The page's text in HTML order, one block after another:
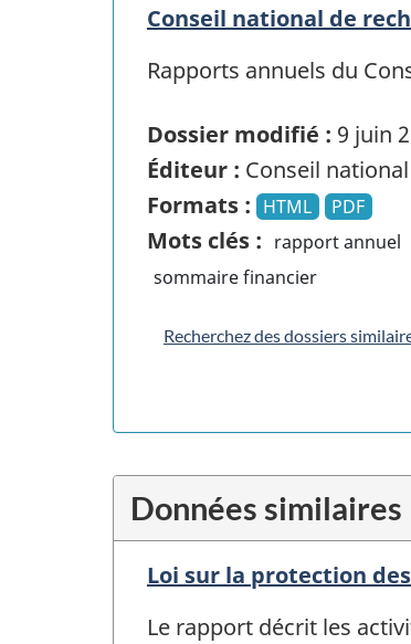
Conseil national de
Rapports annuels du
Dossier modifié : 9 juin
Éditeur : Conseil
Formats : HTML PDF
Mots clés : rapport annuel
sommaire financier
Recherchez des dossiers
Données similaires
Loi sur la protection
Le rapport décrit les